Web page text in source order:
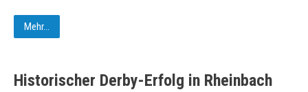
Mehr...
Historischer Derby-Erfolg in Rheinbach